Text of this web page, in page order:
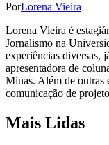
PorLorena Vieira
Lorena Vieira é
Jornalismo na
experiências diversas,
apresentadora de
Minas. Além de outras
comunicação de
Mais Lidas